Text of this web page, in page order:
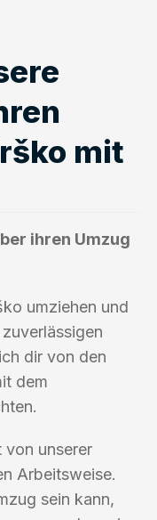
mit
ihren Umzug
umziehen und
dir von den
dem
von unserer
Arbeitsweise.
sein kann,